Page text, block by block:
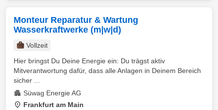
Monteur Reparatur & Wartung
Wasserkraftwerke (m|w|d)
Vollzeit
Hier bringst Du Deine Energie ein: Du trägst aktiv
Mitverantwortung dafür, dass alle Anlagen in Deinem Bereich
sicher ...
Süwag Energie AG
Frankfurt am Main